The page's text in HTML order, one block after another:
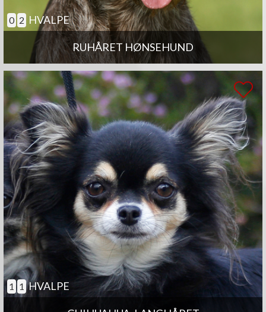
RUHÅRET HØNSEHUND
0 2 HVALPE
1 1 HVALPE